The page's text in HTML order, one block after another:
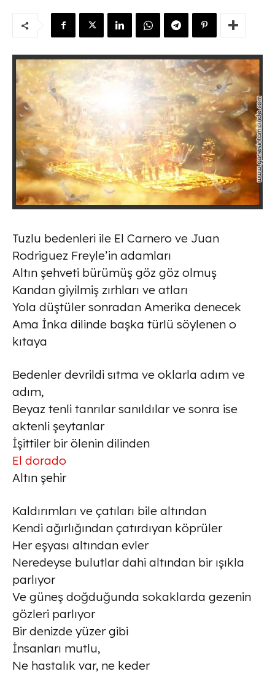
Tuzlu bedenleri ile El Carnero ve Juan
Rodriguez Freyle’in adamları
Altın şehveti bürümüş göz göz olmuş
Kandan giyilmiş zırhları ve atları
Yola düştüler sonradan Amerika denecek
Ama İnka dilinde başka türlü söylenen o
kıtaya
Bedenler devrildi sıtma ve oklarla adım ve
adım,
Beyaz tenli tanrılar sanıldılar ve sonra ise
aktenli şeytanlar
İşittiler bir ölenin dilinden
El dorado
Altın şehir
Kaldırımları ve çatıları bile altından
Kendi ağırlığından çatırdıyan köprüler
Her eşyası altından evler
Neredeyse bulutlar dahi altından bir ışıkla
parlıyor
Ve güneş doğduğunda sokaklarda gezenin
gözleri parlıyor
Bir denizde yüzer gibi
İnsanları mutlu,
Ne hastalık var, ne keder